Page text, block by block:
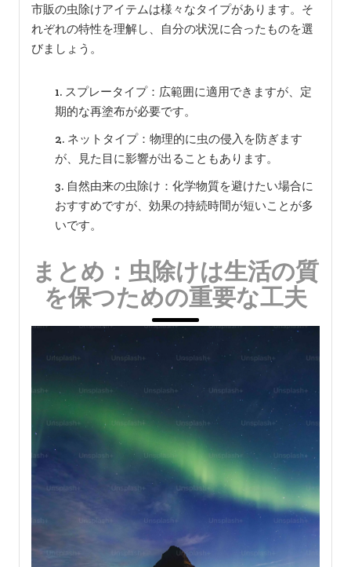
市販の虫除けアイテムは様々なタイプがあります。そ
れぞれの特性を理解し、自分の状況に合ったものを選
スプレータイプ：広範囲に適用できますが、定
期的な再塗布が必要です。
ネットタイプ：物理的に虫の侵入を防ぎます
が、見た目に影響が出ることもあります。
自然由来の虫除け：化学物質を避けたい場合に
おすすめですが、効果の持続時間が短いことが多
いです。
まとめ：虫除けは生活の質
を保つための重要な工夫